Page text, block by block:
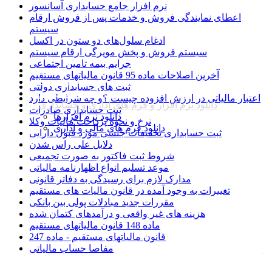
همه
بخشنامه ها
نرم افزار ارقام سیستم
دانلود نرم افزار و فرم های اداری و حسابداری
دانلود نرم افزارها
دانلود فرم های مالی و اداری
نرم افزار جامع حسابداری آسانسور
اعطای نمایندگی فروش و خدمات پس از فروش ارقام
سیستم
ادغام سلول‌های دو ستون در اکسل
سیستم فروش و پخش مویرگی ارقام سیستم
جرایم بیمه تامین اجتماعی
آخرین اصلاحات ماده 95 قانون مالیاتهای مستقیم
ثبت های حسابداری دولتی
اعتبار مالیاتی در ارزش افزوده چیست ؟و چه شرایطی دارد
ثبت حسابداری صادرات
نرخ و نحوه پرداخت مالیات وکلا
ثبت حسابداری تخفیفات جنسی مورد قبول دارایی
دلایل علی راس شدن
شروط ثبت فاکتور به صورت تجمیعی
موعد تسلیم انواع اظهارنامه مالیاتی
مدارک لازم برای رسیدگی به دفاتر قانونی
تغییرات به وجود آمده در قانون مالیات های مستقیم
مقررات جدید مبادلات پولی بین بانکی
هزینه های غیر واقعی و درآمدهای کتمان شده
ماده 148 قانون مالیاتهای مستقیم
قانون مالیاتهای مستقیم - ماده 247
مفاصا حساب مالیاتی